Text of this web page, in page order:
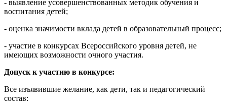
- выявление усовершенствованных методик обучения и
воспитания детей;
- оценка значимости вклада детей в образовательный процесс;
- участие в конкурсах Всероссийского уровня детей, не
имеющих возможности очного участия.
Допуск к участию в конкурсе:
Все изъявившие желание, как дети, так и педагогический
состав: